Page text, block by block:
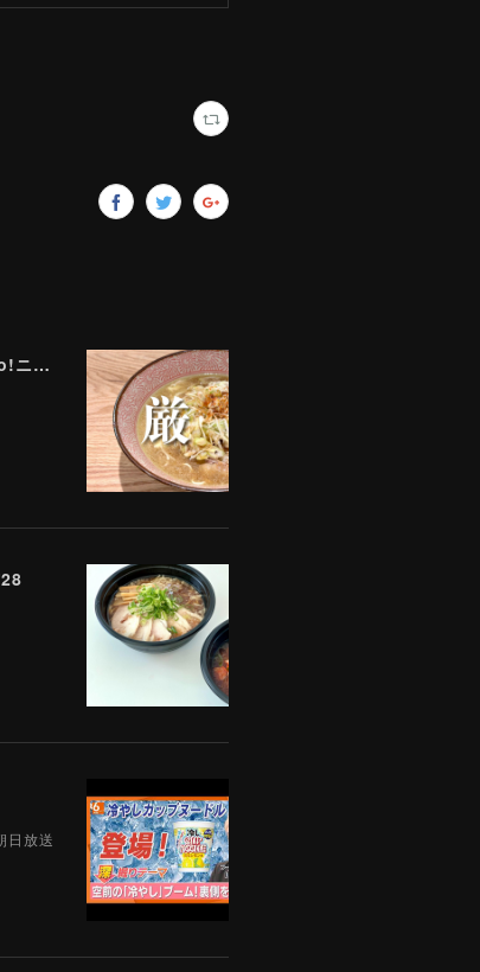
ラーメン評論家が実食して厳選！ 「いま絶対に食べるべきラーメン」ベスト５！【2026年８月】（ Yahoo!ニュース）8/2
日放送